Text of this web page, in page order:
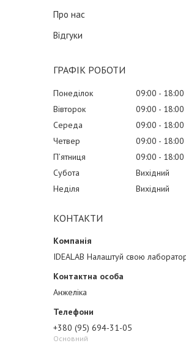
Про нас
Відгуки
ГРАФІК РОБОТИ
Понеділок 09:00
18:00
Вівторок
09:00
18:00
Середа
09:00
18:00
Четвер
09:00
18:00
Пʼятниця
09:00
18:00
Субота
Вихідний
Неділя
Вихідний
КОНТАКТИ
IDEALAB Налаштуй свою
Анжеліка
+380 (95) 694-31-05
Основний